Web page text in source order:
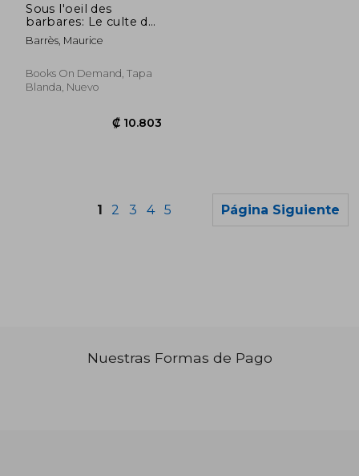
Sous l'oeil des
barbares: Le culte du
moi Tome 1 (en
Francés)
Barrès, Maurice
Books On Demand, Tapa
Blanda, Nuevo
1 2 3 4 5 Página Siguiente
Nuestras Formas de Pago